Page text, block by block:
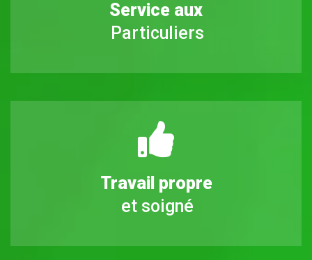
Service aux
Particuliers
Travail propre
et soigné